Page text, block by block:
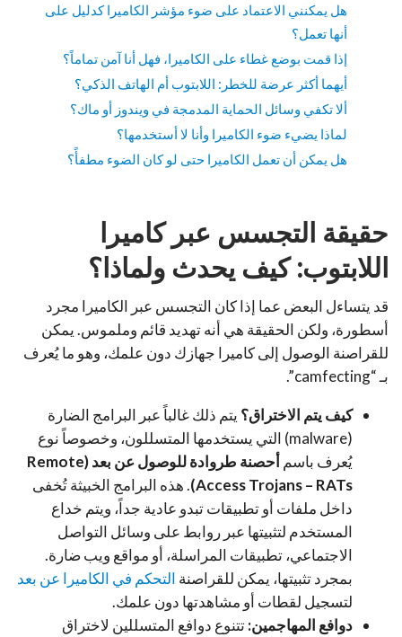
هل يمكنني الاعتماد على ضوء مؤشر الكاميرا كدليل على
أنها تعمل؟
إذا قمت بوضع غطاء على الكاميرا، فهل أنا آمن تماماً؟
أيهما أكثر عرضة للخطر: اللابتوب أم الهاتف الذكي؟
ألا تكفي وسائل الحماية المدمجة في ويندوز أو ماك؟
لماذا يضيء ضوء الكاميرا وأنا لا أستخدمها؟
هل يمكن أن تعمل الكاميرا حتى لو كان الضوء مطفأً؟
حقيقة التجسس عبر كاميرا
اللابتوب: كيف يحدث ولماذا؟
قد يتساءل البعض عما إذا كان التجسس عبر الكاميرا مجرد
أسطورة، ولكن الحقيقة هي أنه تهديد قائم وملموس. يمكن
للقراصنة الوصول إلى كاميرا جهازك دون علمك، وهو ما يُعرف
بـ “camfecting”.
كيف يتم الاختراق؟ يتم ذلك غالباً عبر البرامج الضارة
(malware) التي يستخدمها المتسللون، وخصوصاً نوع
يُعرف باسم
أحصنة طروادة للوصول عن بعد (Remote
Access Trojans – RATs) . هذه البرامج الخبيثة تُخفى
داخل ملفات أو تطبيقات تبدو عادية جداً، ويتم خداع
المستخدم لتثبيتها عبر روابط على وسائل التواصل
الاجتماعي، تطبيقات المراسلة، أو مواقع ويب ضارة.
بمجرد تثبيتها، يمكن للقراصنة التحكم في الكاميرا عن بعد
لتسجيل لقطات أو مشاهدتها دون علمك.
دوافع المهاجمين:تتنوع دوافع المتسللين لاختراق